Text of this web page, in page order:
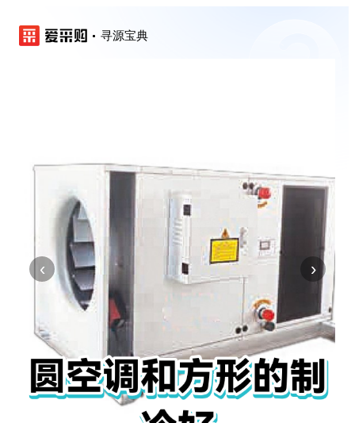
寻源宝典
‹ ›